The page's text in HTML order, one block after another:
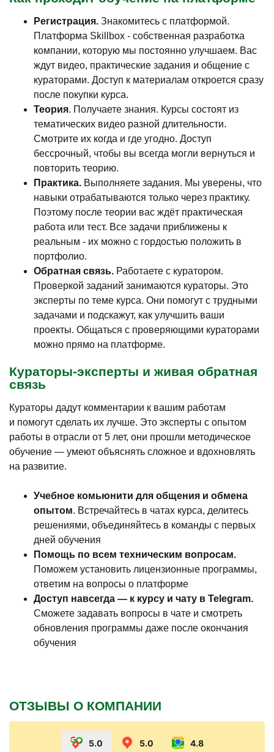
Регистрация. Знакомитесь с платформой.
Платформа Skillbox - собственная разработка
компании, которую мы постоянно улучшаем. Вас
ждут видео, практические задания и общение с
кураторами. Доступ к материалам откроется сразу
после покупки курса.
Теория. Получаете знания. Курсы состоят из
тематических видео разной длительности.
Смотрите их когда и где угодно. Доступ
бессрочный, чтобы вы всегда могли вернуться и
повторить теорию.
Практика. Выполняете задания. Мы уверены, что
навыки отрабатываются только через практику.
Поэтому после теории вас ждёт практическая
работа или тест. Все задачи приближены к
реальным - их можно с гордостью положить в
портфолио.
Обратная связь. Работаете с куратором.
Проверкой заданий занимаются кураторы. Это
эксперты по теме курса. Они помогут с трудными
задачами и подскажут, как улучшить ваши
проекты. Общаться с проверяющими кураторами
можно прямо на платформе.
Кураторы-эксперты и живая обратная
связь
Кураторы дадут комментарии к вашим работам
и помогут сделать их лучше. Это эксперты с опытом
работы в отрасли от 5 лет, они прошли методическое
обучение — умеют объяснять сложное и вдохновлять
на развитие.
Учебное комьюнити для общения и обмена
опытом. Встречайтесь в чатах курса, делитесь
решениями, объединяйтесь в команды с первых
дней обучения
Помощь по всем техническим вопросам.
Поможем установить лицензионные программы,
ответим на вопросы о платформе
Доступ навсегда — к курсу и чату в Telegram.
Сможете задавать вопросы в чате и смотреть
обновления программы даже после окончания
обучения
ОТЗЫВЫ О КОМПАНИИ
5.0 5.0 4.8